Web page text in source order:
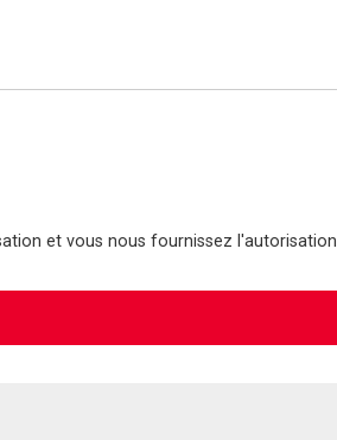
et vous nous fournissez l'autorisation